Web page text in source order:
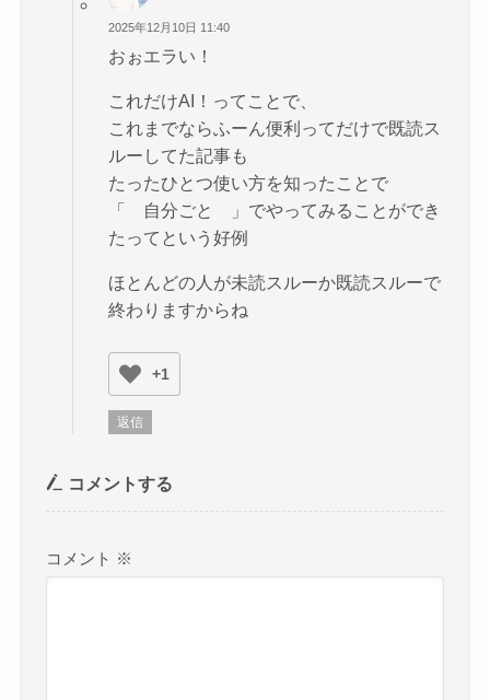
2025年12月10日 11:40
おぉエラい！
これだけAI！ってことで、
これまでならふーん便利ってだけで既読ス
ルーしてた記事も
たったひとつ使い方を知ったことで
「 自分ごと 」でやってみることができ
たってという好例
ほとんどの人が未読スルーか既読スルーで
終わりますからね
+1
返信
コメントする
コメント ※